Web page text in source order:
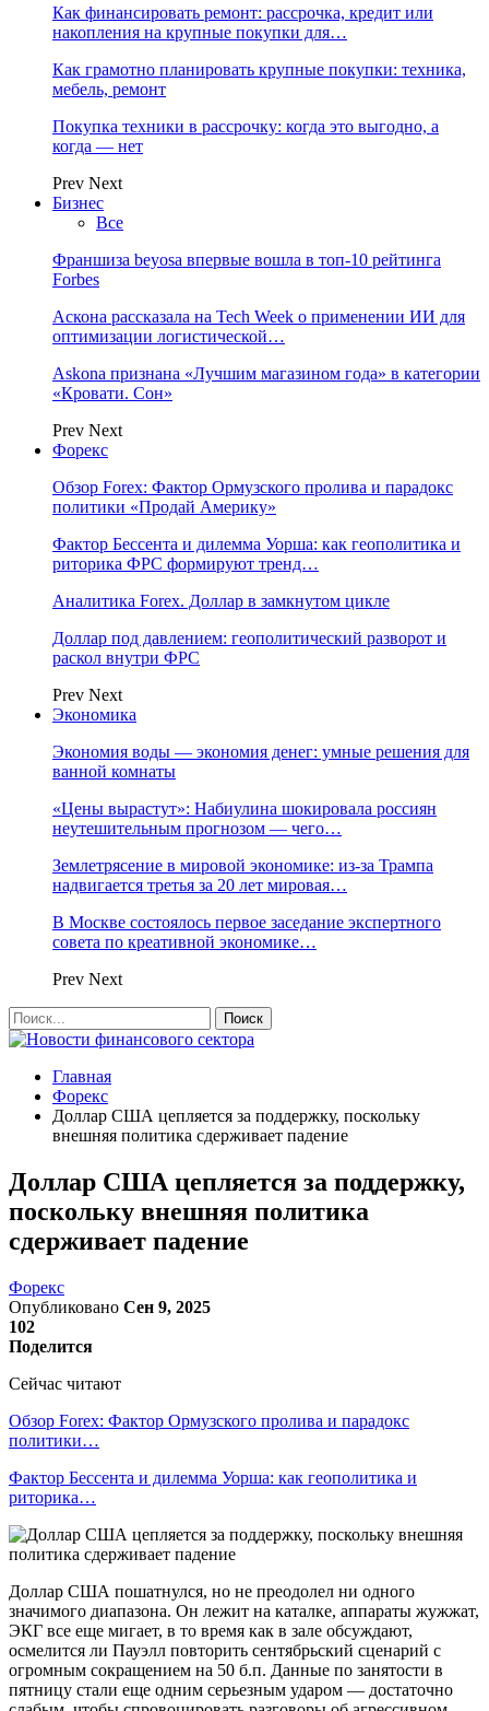
Как финансировать ремонт: рассрочка, кредит или
накопления на крупные покупки для…
Как грамотно планировать крупные покупки: техника,
мебель, ремонт
Покупка техники в рассрочку: когда это выгодно, а
когда — нет
Prev Next
Бизнес
Все
Франшиза beyosa впервые вошла в топ-10 рейтинга
Forbes
Аскона рассказала на Tech Week о применении ИИ для
оптимизации логистической…
Askona признана «Лучшим магазином года» в категории
«Кровати. Сон»
Prev Next
Форекс
Обзор Forex: Фактор Ормузского пролива и парадокс
политики «Продай Америку»
Фактор Бессента и дилемма Уорша: как геополитика и
риторика ФРС формируют тренд…
Аналитика Forex. Доллар в замкнутом цикле
Доллар под давлением: геополитический разворот и
раскол внутри ФРС
Prev Next
Экономика
Экономия воды — экономия денег: умные решения для
ванной комнаты
«Цены вырастут»: Набиулина шокировала россиян
неутешительным прогнозом — чего…
Землетрясение в мировой экономике: из-за Трампа
надвигается третья за 20 лет мировая…
В Москве состоялось первое заседание экспертного
совета по креативной экономике…
Prev Next
Главная
Форекс
Доллар США цепляется за поддержку, поскольку
внешняя политика сдерживает падение
Доллар США цепляется за поддержку,
поскольку внешняя политика
сдерживает падение
Форекс
Опубликовано Сен 9, 2025
102
Поделится
Сейчас читают
Обзор Forex: Фактор Ормузского пролива и парадокс
политики…
Фактор Бессента и дилемма Уорша: как геополитика и
риторика…
Доллар США пошатнулся, но не преодолел ни одного
значимого диапазона. Он лежит на каталке, аппараты жужжат,
ЭКГ все еще мигает, в то время как в зале обсуждают,
осмелится ли Пауэлл повторить сентябрьский сценарий с
огромным сокращением на 50 б.п. Данные по занятости в
пятницу стали еще одним серьезным ударом — достаточно